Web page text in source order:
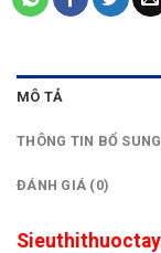
MÔ TẢ
THÔNG TIN BỔ SUNG
ĐÁNH GIÁ (0)